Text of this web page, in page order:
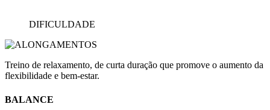
DIFICULDADE
Treino de relaxamento, de curta duração que promove o aumento da
flexibilidade e bem-estar.
BALANCE